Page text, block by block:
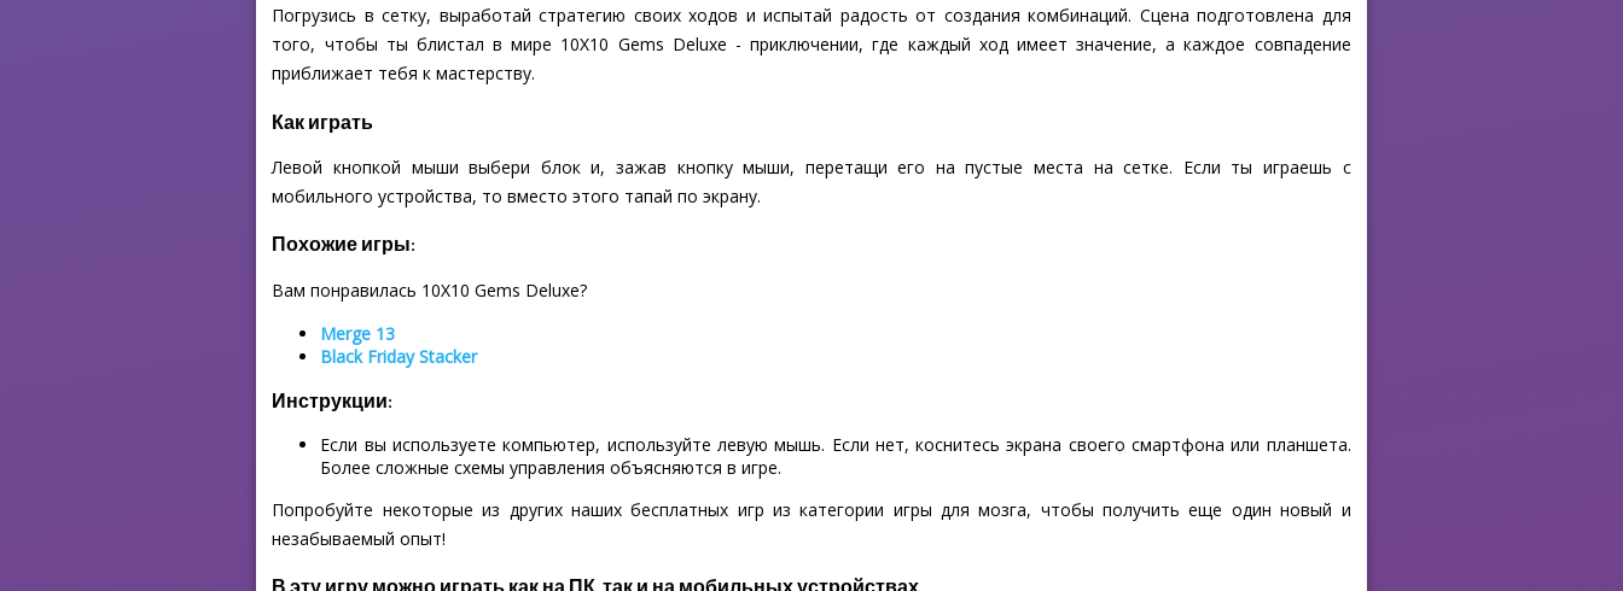
Погрузись в сетку, выработай стратегию своих ходов и испытай радость от создания комбинаций. Сцена подготовлена для
того, чтобы ты блистал в мире 10X10 Gems Deluxe - приключении, где каждый ход имеет значение, а каждое совпадение
приближает тебя к мастерству.
Как играть
Левой кнопкой мыши выбери блок и, зажав кнопку мыши, перетащи его на пустые места на сетке. Если ты играешь с
мобильного устройства, то вместо этого тапай по экрану.
Похожие игры:
Вам понравилась 10X10 Gems Deluxe?
Merge 13
Black Friday Stacker
Инструкции:
Если вы используете компьютер, используйте левую мышь. Если нет, коснитесь экрана своего смартфона или планшета.
Более сложные схемы управления объясняются в игре.
Попробуйте некоторые из других наших бесплатных игр из категории игры для мозга, чтобы получить еще один новый и
незабываемый опыт!
В эту игру можно играть как на ПК, так и на мобильных устройствах.